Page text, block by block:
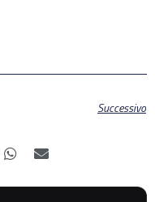
Successivo